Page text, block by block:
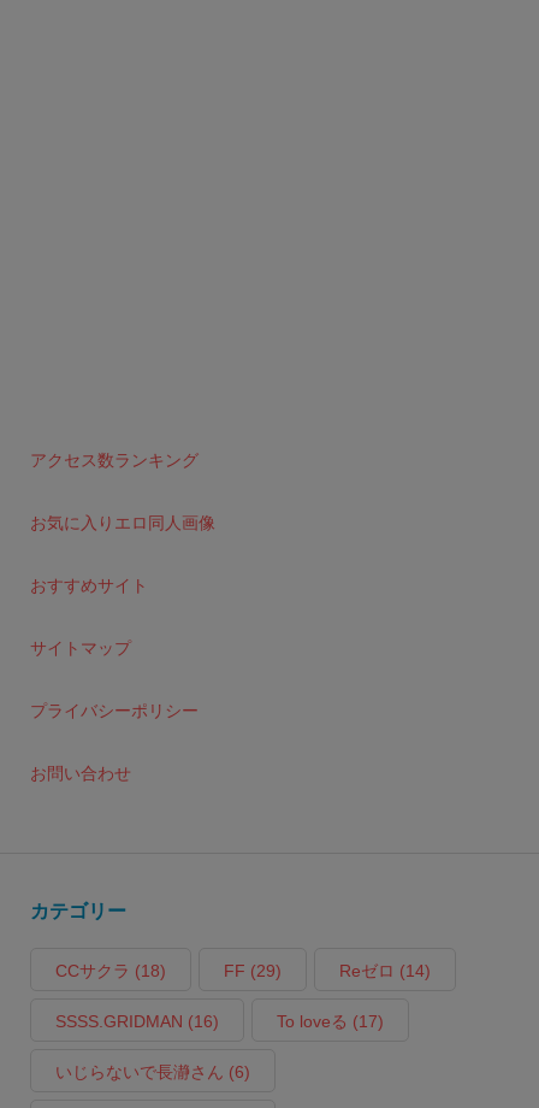
アクセス数ランキング
お気に入りエロ同人画像
おすすめサイト
サイトマップ
プライバシーポリシー
お問い合わせ
カテゴリー
CCサクラ (18) FF (29) Reゼロ (14)
SSSS.GRIDMAN (16) To loveる (17)
いじらないで長瀞さん (6)